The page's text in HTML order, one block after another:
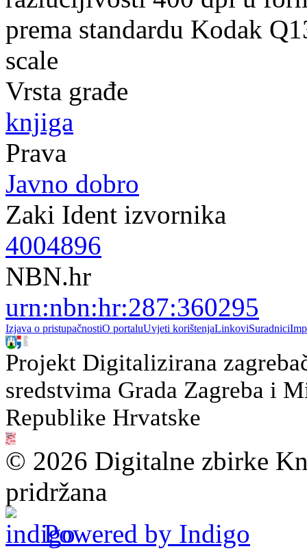
prema standardu Kodak
scale
Vrsta građe
knjiga
Prava
Javno dobro
Zaki Ident izvornika
4004896
NBN.hr
urn:nbn:hr:287:360295
Izjava o pristupačnostiO portaluUvjeti korištenjaLinkoviSuradnici
Projekt Digitalizirana
sredstvima Grada Zagreba i
Republike Hrvatske
© 2026 Digitalne zbirke
pridržana
Powered by Indigo